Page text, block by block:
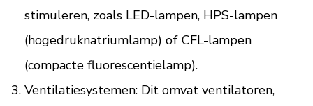
stimuleren, zoals LED-lampen, HPS-lampen
(hogedruknatriumlamp) of CFL-lampen
(compacte fluorescentielamp).
Ventilatiesystemen: Dit omvat ventilatoren,